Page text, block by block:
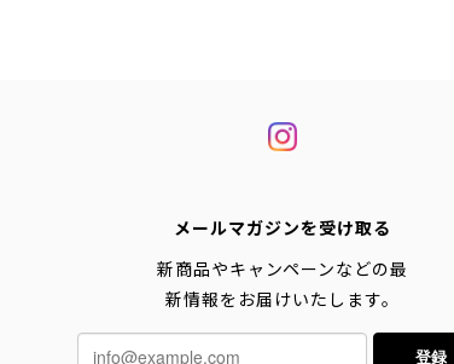
メールマガジンを受け取る
新商品やキャンペーンなどの最
新情報をお届けいたします。
登録